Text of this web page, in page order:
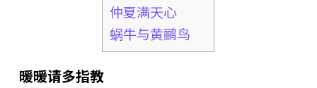
仲夏满天心
蜗牛与黄鹂鸟
暖暖请多指教